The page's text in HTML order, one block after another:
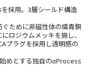
採用。3層シールド構造
ために非磁性体の燐青銅
ロジウムメッキを施し、
プラグを採用し透明感の
めとする独自のαProcess